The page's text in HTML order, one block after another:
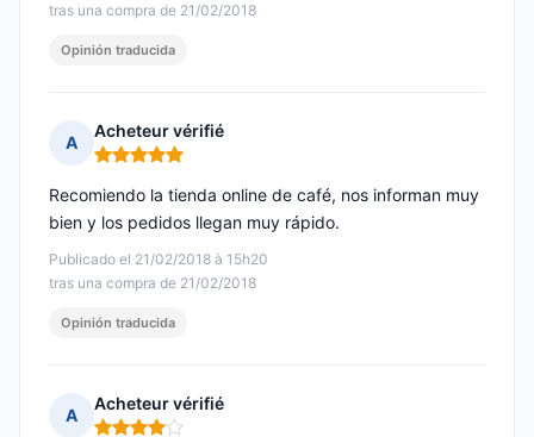
tras una compra de 21/02/2018
Opinión traducida
A
Acheteur vérifié
Nota: 5 de 5
Publicado el 21/02/2018 à 15h20
tras una compra de 21/02/2018
Recomiendo la tienda online de café, nos informan muy
bien y los pedidos llegan muy rápido.
Opinión traducida
A
Acheteur vérifié